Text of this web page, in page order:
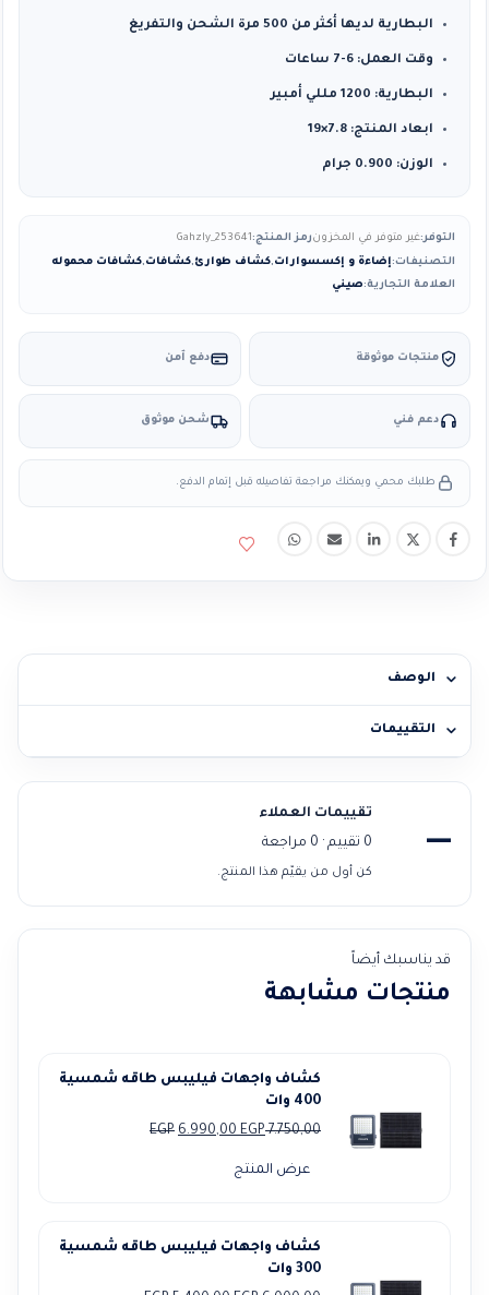
البطارية لديها أكثر من 500 مرة الشحن والتفريغ
وقت العمل: 6-7 ساعات
البطارية: 1200 مللي أمبير
ابعاد المنتج: 7.8×19
الوزن: 0.900 جرام
التوفر:غير متوفر في المخزونرمز المنتج:Gahzly_253641
التصنيفات:إضاءة و إكسسوارات,كشاف طوارئ,كشافات,كشافات محموله
العلامة التجارية:صيني
منتجات موثوقة دفع آمن
دعم فني شحن موثوق
طلبك محمي ويمكنك مراجعة تفاصيله قبل إتمام الدفع.
الوصف
التقييمات
—
تقييمات العملاء
0 تقييم · 0 مراجعة
كن أول من يقيّم هذا المنتج.
قد يناسبك أيضاً
منتجات مشابهة
كشاف واجهات فيليبس طاقه شمسية
400 وات
7.750,00
EGP
السعر 6.990,00EGP
السعر
عرض المنتج
كشاف واجهات فيليبس طاقه شمسية
300 وات